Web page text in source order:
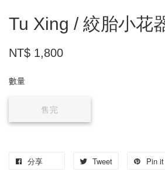
Tu Xing / 絞胎小花
NT$ 1,800
數量
售完
分享 Tweet Pin it